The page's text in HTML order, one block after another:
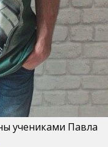
учениками Павла